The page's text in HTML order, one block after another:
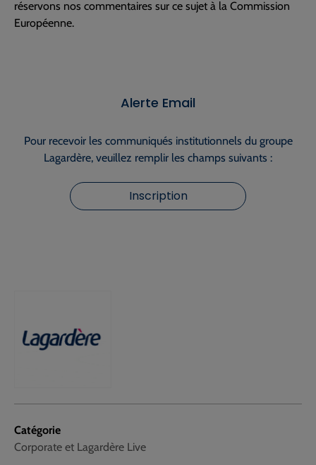
Catégorie
Corporate et Lagardère Live
réservons nos commentaires sur ce sujet à la Commission
Européenne.
Alerte Email
Pour recevoir les communiqués institutionnels du groupe
Lagardère, veuillez remplir les champs suivants :
Inscription